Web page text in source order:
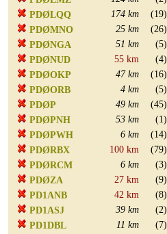
PDØLQQ
174 km
(19)
PDØMNO
25 km
(26)
PDØNGA
51 km
(5)
PDØNUD
55 km
(4)
PDØOKP
47 km
(16)
PDØORB
4 km
(5)
PDØP
49 km
(45)
PDØPNH
53 km
(1)
PDØPWH
6 km
(14)
PDØRBX
100 km
(79)
PDØRCM
6 km
(3)
PDØZA
27 km
(9)
PD1ANB
42 km
(8)
PD1ASJ
39 km
(2)
PD1DBL
11 km
(7)